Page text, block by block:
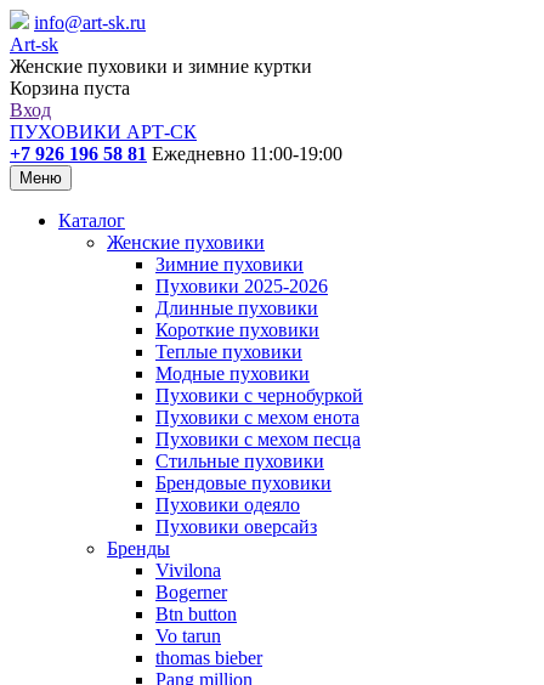
info@art-sk.ru
Art-sk
Женские пуховики и зимние куртки
Корзина пуста
Вход
ПУХОВИКИ АРТ-СК
+7 926 196 58 81 Ежедневно 11:00-19:00
Меню
Каталог
Женские пуховики
Зимние пуховики
Пуховики 2025-2026
Длинные пуховики
Короткие пуховики
Теплые пуховики
Модные пуховики
Пуховики с чернобуркой
Пуховики с мехом енота
Пуховики с мехом песца
Стильные пуховики
Брендовые пуховики
Пуховики одеяло
Пуховики оверсайз
Бренды
Vivilona
Bogerner
Btn button
Vo tarun
thomas bieber
Pang million